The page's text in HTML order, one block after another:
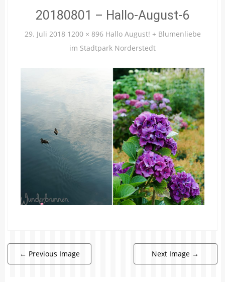
20180801 – Hallo-August-6
29. Juli 2018 1200 × 896 Hallo August! + Blumenliebe
im Stadtpark Norderstedt
← Previous Image Next Image →